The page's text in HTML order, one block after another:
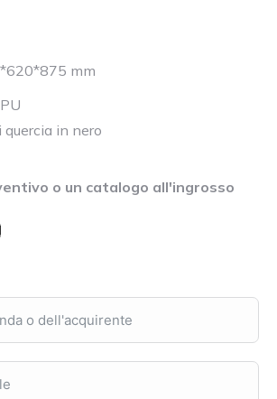
mm
quercia in nero
o un catalogo all'ingrosso